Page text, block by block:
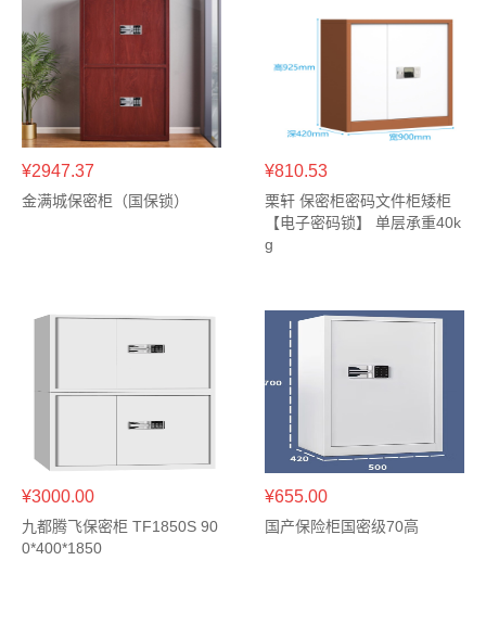
¥2947.37
金满城保密柜（国保锁）
¥810.53
栗轩 保密柜密码文件柜矮柜
【电子密码锁】 单层承重40k
g
¥3000.00
九都腾飞保密柜 TF1850S 90
0*400*1850
¥655.00
国产保险柜国密级70高